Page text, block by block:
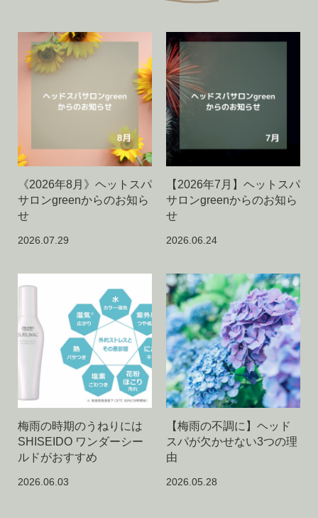
《2026年8月》ヘットスパ
サロンgreenからのお知ら
せ
2026.07.29
【2026年7月】ヘットスパ
サロンgreenからのお知ら
せ
2026.06.24
梅雨の時期のうねりには
SHISEIDO ワンダーシー
ルドがおすすめ
2026.06.03
【梅雨の不調に】ヘッド
スパが欠かせない3つの理
由
2026.05.28